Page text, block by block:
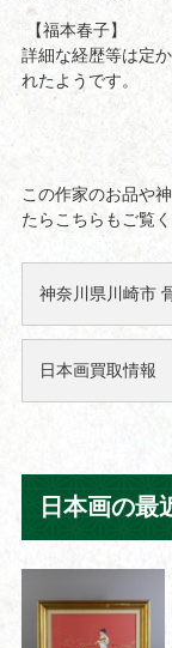
【福本春子】
詳細な経歴等は定
れたようです。
この作家のお品や
たらこちらもご覧く
神奈川県川崎市
日本画買取情報
日本画の最